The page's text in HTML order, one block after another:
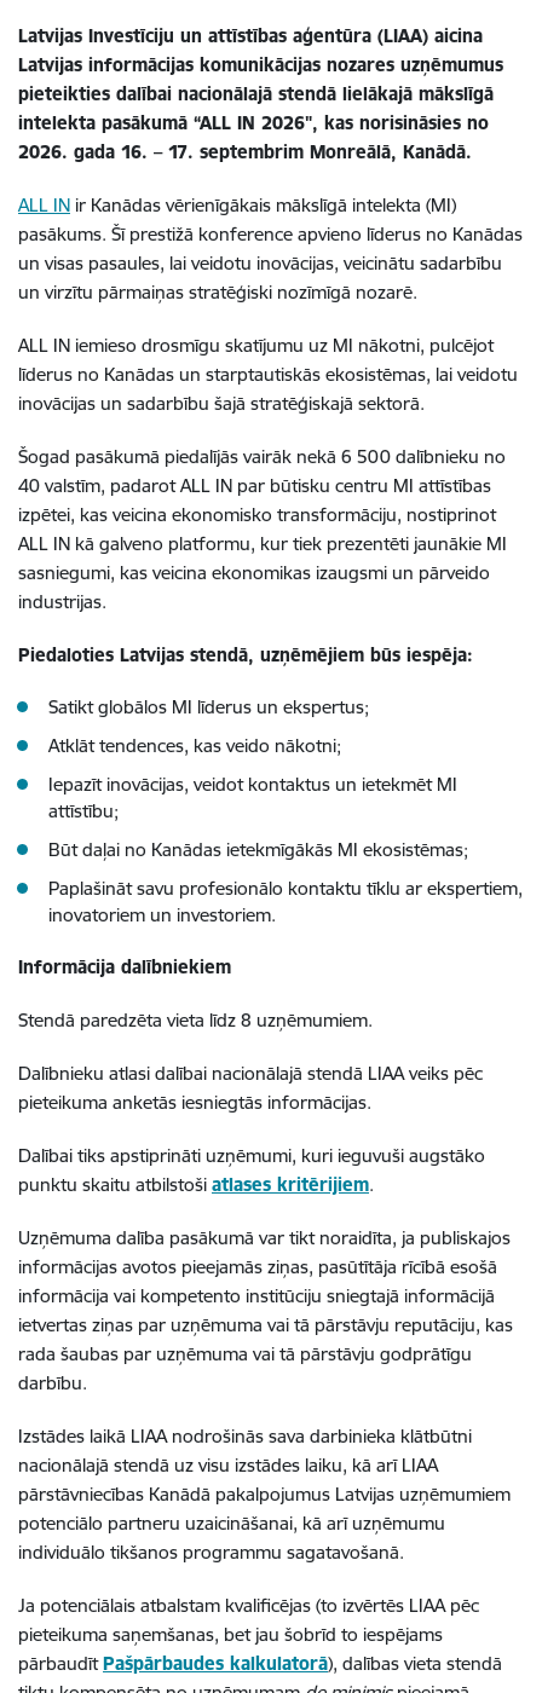
Latvijas Investīciju un attīstības aģentūra (LIAA) aicina
Latvijas informācijas komunikācijas nozares uzņēmumus
pieteikties dalībai nacionālajā stendā lielākajā mākslīgā
intelekta pasākumā “ALL IN 2026", kas norisināsies no
2026. gada 16. – 17. septembrim Monreālā, Kanādā.
ALL IN ir Kanādas vērienīgākais mākslīgā intelekta (MI)
pasākums. Šī prestižā konference apvieno līderus no Kanādas
un visas pasaules, lai veidotu inovācijas, veicinātu sadarbību
un virzītu pārmaiņas stratēģiski nozīmīgā nozarē.
ALL IN iemieso drosmīgu skatījumu uz MI nākotni, pulcējot
līderus no Kanādas un starptautiskās ekosistēmas, lai veidotu
inovācijas un sadarbību šajā stratēģiskajā sektorā.
Šogad pasākumā piedalījās vairāk nekā 6 500 dalībnieku no
40 valstīm, padarot ALL IN par būtisku centru MI attīstības
izpētei, kas veicina ekonomisko transformāciju, nostiprinot
ALL IN kā galveno platformu, kur tiek prezentēti jaunākie MI
sasniegumi, kas veicina ekonomikas izaugsmi un pārveido
industrijas.
Piedaloties Latvijas stendā, uzņēmējiem būs iespēja:
Satikt globālos MI līderus un ekspertus;
Atklāt tendences, kas veido nākotni;
Iepazīt inovācijas, veidot kontaktus un ietekmēt MI
attīstību;
Būt daļai no Kanādas ietekmīgākās MI ekosistēmas;
Paplašināt savu profesionālo kontaktu tīklu ar ekspertiem,
inovatoriem un investoriem.
Informācija dalībniekiem
Stendā paredzēta vieta līdz 8 uzņēmumiem.
Dalībnieku atlasi dalībai nacionālajā stendā LIAA veiks pēc
pieteikuma anketās iesniegtās informācijas.
Dalībai tiks apstiprināti uzņēmumi, kuri ieguvuši augstāko
punktu skaitu atbilstoši atlases kritērijiem.
Uzņēmuma dalība pasākumā var tikt noraidīta, ja publiskajos
informācijas avotos pieejamās ziņas, pasūtītāja rīcībā esošā
informācija vai kompetento institūciju sniegtajā informācijā
ietvertas ziņas par uzņēmuma vai tā pārstāvju reputāciju, kas
rada šaubas par uzņēmuma vai tā pārstāvju godprātīgu
darbību.
Izstādes laikā LIAA nodrošinās sava darbinieka klātbūtni
nacionālajā stendā uz visu izstādes laiku, kā arī LIAA
pārstāvniecības Kanādā pakalpojumus Latvijas uzņēmumiem
potenciālo partneru uzaicināšanai, kā arī uzņēmumu
individuālo tikšanos programmu sagatavošanā.
Ja potenciālais atbalstam kvalificējas (to izvērtēs LIAA pēc
pieteikuma saņemšanas, bet jau šobrīd to iespējams
pārbaudītPašpārbaudes kalkulatorā), dalības vieta stendā